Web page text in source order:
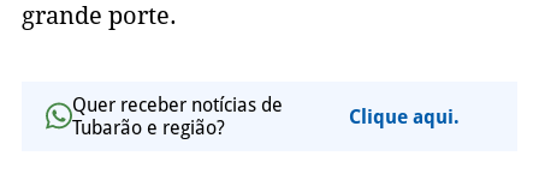
grande porte.
Quer receber notícias de
Tubarão e região?
Clique aqui.